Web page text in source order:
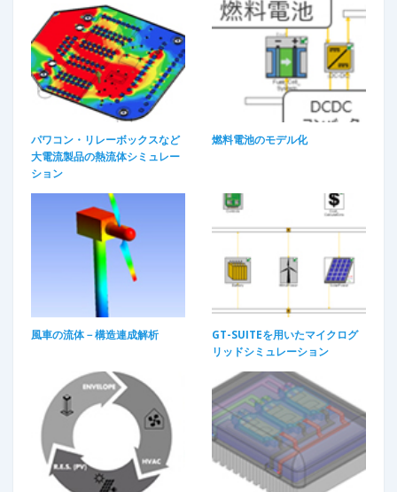
パワコン・リレーボックスなど
大電流製品の熱流体シミュレー
ション
燃料電池のモデル化
風車の流体－構造連成解析
GT-SUITEを用いたマイクログ
リッドシミュレーション